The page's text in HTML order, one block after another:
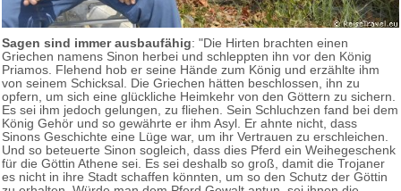
Sagen sind immer ausbaufähig: "Die Hirten brachten einen
Griechen namens Sinon herbei und schleppten ihn vor den König
Priamos. Flehend hob er seine Hände zum König und erzählte ihm
von seinem Schicksal. Die Griechen hätten beschlossen, ihn zu
opfern, um sich eine glückliche Heimkehr von den Göttern zu sichern.
Es sei ihm jedoch gelungen, zu fliehen. Sein Schluchzen fand bei dem
König Gehör und so gewährte er ihm Asyl. Er ahnte nicht, dass
Sinons Geschichte eine Lüge war, um ihr Vertrauen zu erschleichen.
Und so beteuerte Sinon sogleich, dass dies Pferd ein Weihegeschenk
für die Göttin Athene sei. Es sei deshalb so groß, damit die Trojaner
es nicht in ihre Stadt schaffen könnten, um so den Schutz der Göttin